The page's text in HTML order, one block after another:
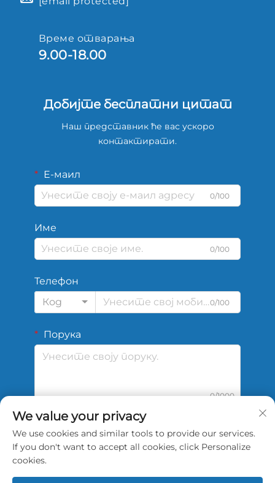
Време отварања
9.00-18.00
Добијте бесплатни цитат
Наш представник ће вас ускоро
контактирати.
Е-маил
0/100
Име
0/100
Телефон
Код
0/100
Порука
0/1000
Подај
We value your privacy
We use cookies and similar tools to provide our services.
If you don't want to accept all cookies, click Personalize
cookies.